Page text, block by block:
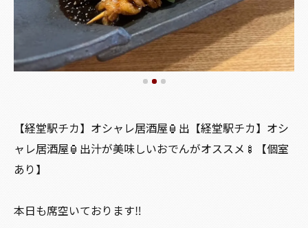
【経堂駅チカ】オシャレ居酒屋🏮出【経堂駅チカ】オシ
ャレ居酒屋🏮出汁が美味しいおでんがオススメ🍢【個室
あり】
本日も席空いております‼️